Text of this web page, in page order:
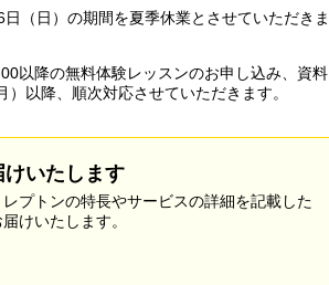
（日）の期間を夏季休業とさせていただきま
以降の無料体験レッスンのお申し込み、資料
以降、順次対応させていただきます。
いたします
プトンの特長やサービスの詳細を記載した
けいたします。